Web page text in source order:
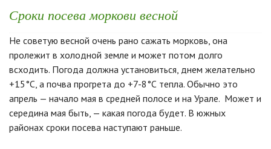
Сроки посева моркови весной
Не советую весной очень рано сажать морковь, она
пролежит в холодной земле и может потом долго
всходить. Погода должна установиться, днем желательно
+15°С, а почва прогрета до +7-8°С тепла. Обычно это
апрель — начало мая в средней полосе и на Урале. Может и
середина мая быть, — какая погода будет. В южных
районах сроки посева наступают раньше.